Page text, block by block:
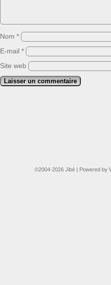
Nom *
E-mail *
Site web
©2004-2026 Jibé | Powered by